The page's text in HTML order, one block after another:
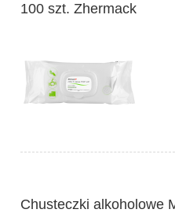
100 szt. Zhermack
Chusteczki alkoholowe